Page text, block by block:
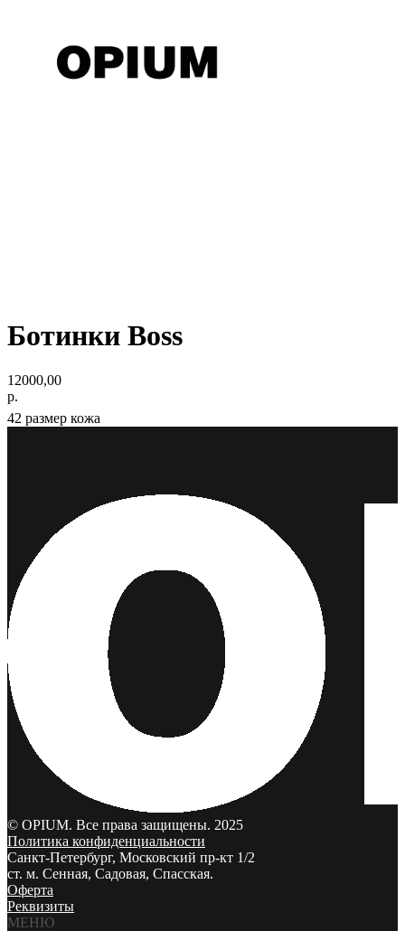
Ботинки Boss
12000,00
р.
42 размер кожа
© OPIUM. Все права защищены. 2025
Политика конфиденциальности
Санкт-Петербург, Московский пр-кт 1/2
ст. м. Сенная, Садовая, Спасская.
Оферта
Реквизиты
МЕНЮ